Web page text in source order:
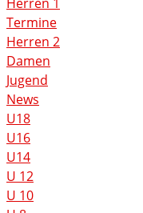
Termine
Herren 2
Damen
Jugend
News
U18
U16
U14
U 12
U 10